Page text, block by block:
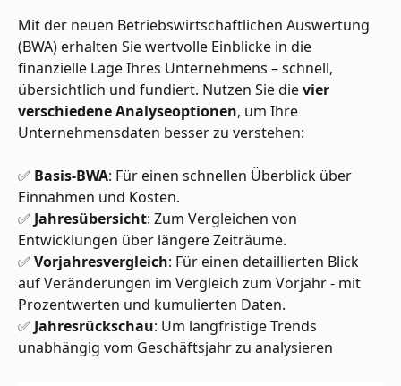
Mit der neuen Betriebswirtschaftlichen Auswertung
(BWA) erhalten Sie wertvolle Einblicke in die
finanzielle Lage Ihres Unternehmens – schnell,
übersichtlich und fundiert. Nutzen Sie die vier
verschiedene Analyseoptionen, um Ihre
Unternehmensdaten besser zu verstehen:
✅ Basis-BWA: Für einen schnellen Überblick über
Einnahmen und Kosten.
✅ Jahresübersicht: Zum Vergleichen von
Entwicklungen über längere Zeiträume.
✅ Vorjahresvergleich: Für einen detaillierten Blick
auf Veränderungen im Vergleich zum Vorjahr - mit
Prozentwerten und kumulierten Daten.
✅ Jahresrückschau: Um langfristige Trends
unabhängig vom Geschäftsjahr zu analysieren